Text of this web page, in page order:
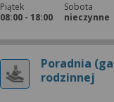
Piątek
08:00 - 18:00
Sobota
nieczynne
Poradnia
rodzinnej